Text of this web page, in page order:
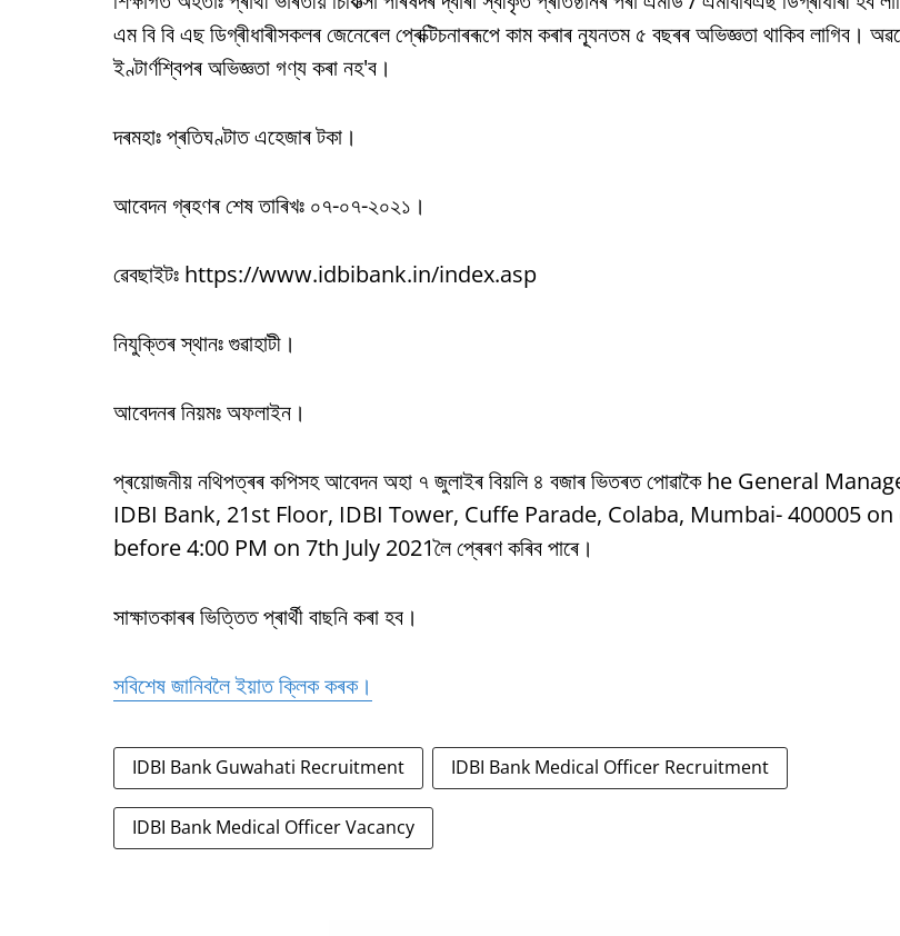
এম বি বি এছ ডিগ্ৰীধাৰীসকলৰ জেনেৰেল প্ৰেক্টিচনাৰৰূপে কাম কৰাৰ ন্যূনতম ৫ বছৰৰ অভিজ্ঞতা থাকিব লাগিব।
ইণ্টাৰ্ণশ্বিপৰ অভিজ্ঞতা গণ্য কৰা নহ'ব।
দৰমহাঃ প্ৰতিঘণ্টাত এহেজাৰ টকা।
আবেদন গ্ৰহণৰ শেষ তাৰিখঃ ০৭-০৭-২০২১।
ৱেবছাইটঃ https://www.idbibank.in/index.asp
নিযুক্তিৰ স্থানঃ গুৱাহাটী।
আবেদনৰ নিয়মঃ অফলাইন।
প্ৰয়োজনীয় নথিপত্ৰৰ কপিসহ আবেদন অহা ৭ জুলাইৰ বিয়লি ৪ বজাৰ ভিতৰত পোৱাকৈ he General
IDBI Bank, 21st Floor, IDBI Tower, Cuffe Parade, Colaba, Mumbai- 400005
before 4:00 PM on 7th July 2021লৈ প্ৰেৰণ কৰিব পাৰে।
সাক্ষাতকাৰৰ ভিত্তিত প্ৰাৰ্থী বাছনি কৰা হব।
সবিশেষ জানিবলৈ ইয়াত ক্লিক কৰক।
IDBI Bank Guwahati Recruitment IDBI Bank Medical Officer Recruitment
IDBI Bank Medical Officer Vacancy